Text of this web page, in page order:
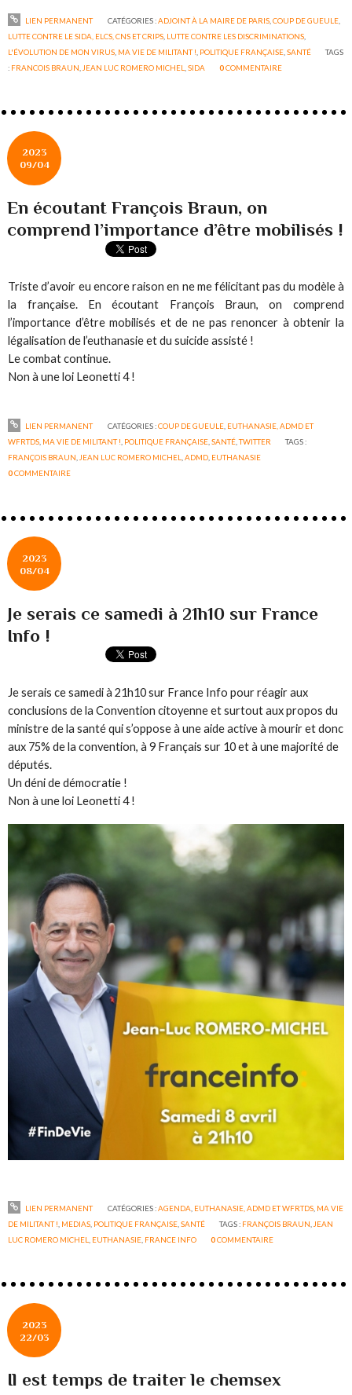
LIEN PERMANENT CATÉGORIES :ADJOINT À LA MAIRE DE PARIS, COUP DE GUEULE,
LUTTE CONTRE LE SIDA, ELCS, CNS ET CRIPS LUTTE CONTRE LES DISCRIMINATIONS
L'ÉVOLUTION DE MON VIRUS MA VIE DE MILITANT ! POLITIQUE FRANÇAISE ,SANTÉ
TAGS
: FRANCOIS BRAUN JEAN LUC ROMERO MICHEL ,SIDA 0COMMENTAIRE
2023
09/04
En écoutant François Braun, on
comprend l’importance d’être mobilisés !
Triste d’avoir eu encore raison en ne me félicitant pas du modèle à
la française. En écoutant François Braun, on comprend
l’importance d’être mobilisés et de ne pas renoncer à obtenir la
légalisation de l’euthanasie et du suicide assisté !
Le combat continue.
Non à une loi Leonetti 4 !
LIEN PERMANENT CATÉGORIES :COUP DE GUEULE, EUTHANASIE, ADMD ET
WFRTDS MA VIE DE MILITANT ! POLITIQUE FRANÇAISE ,SANTÉ ,TWITTER
TAGS :
FRANÇOIS BRAUN JEAN LUC ROMERO MICHEL ,ADMD EUTHANASIE
0COMMENTAIRE
2023
08/04
Je serais ce samedi à 21h10 sur France
Info !
Je serais ce samedi à 21h10 sur France Info pour réagir aux
conclusions de la Convention citoyenne et surtout aux propos du
ministre de la santé qui s’oppose à une aide active à mourir et donc
aux 75% de la convention, à 9 Français sur 10 et à une majorité de
députés.
Un déni de démocratie !
Non à une loi Leonetti 4 !
LIEN PERMANENT CATÉGORIES :AGENDA EUTHANASIE, ADMD ET WFRTDS, MA VIE
DE MILITANT ! MEDIAS POLITIQUE FRANÇAISE ,SANTÉ TAGS : FRANÇOIS BRAUN JEAN
LUC ROMERO MICHEL
EUTHANASIE FRANCE INFO 0COMMENTAIRE
2023
22/03
Il est temps de traiter le chemsex